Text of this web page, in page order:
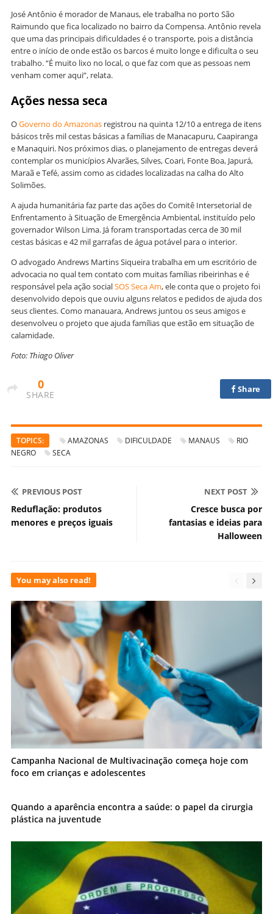
José Antônio é morador de Manaus, ele trabalha no porto São
Raimundo que fica localizado no bairro da Compensa. Antônio revela
que uma das principais dificuldades é o transporte, pois a distância
entre o início de onde estão os barcos é muito longe e dificulta o seu
trabalho. “É muito lixo no local, o que faz com que as pessoas nem
venham comer aqui”, relata.
Ações nessa seca
OGoverno do Amazonas registrou na quinta 12/10 a entrega de itens
básicos três mil cestas básicas a famílias de Manacapuru, Caapiranga
e Manaquiri. Nos próximos dias, o planejamento de entregas deverá
contemplar os municípios Alvarães, Silves, Coari, Fonte Boa, Japurá,
Maraã e Tefé, assim como as cidades localizadas na calha do Alto
Solimões.
A ajuda humanitária faz parte das ações do Comitê Intersetorial de
Enfrentamento à Situação de Emergência Ambiental, instituído pelo
governador Wilson Lima. Já foram transportadas cerca de 30 mil
cestas básicas e 42 mil garrafas de água potável para o interior.
O advogado Andrews Martins Siqueira trabalha em um escritório de
advocacia no qual tem contato com muitas famílias ribeirinhas e é
responsável pela ação socialSOS Seca Am, ele conta que o projeto foi
desenvolvido depois que ouviu alguns relatos e pedidos de ajuda dos
seus clientes. Como manauara, Andrews juntou os seus amigos e
desenvolveu o projeto que ajuda famílias que estão em situação de
calamidade.
Foto: Thiago Oliver
0
SHARE
Share
TOPICS: AMAZONAS DIFICULDADE MANAUS
RIO
NEGRO
SECA
PREVIOUS POST
Reduflação: produtos
menores e preços iguais
NEXT POST
Cresce busca por
fantasias e ideias para
Halloween
You may also read!
Campanha Nacional de Multivacinação começa hoje com
foco em crianças e adolescentes
Quando a aparência encontra a saúde: o papel da cirurgia
plástica na juventude